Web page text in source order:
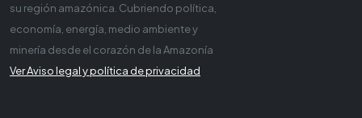
su región amazónica. Cubriendo política,
economía, energía, medio ambiente y
minería desde el corazón de la Amazonía
Ver Aviso legal y política de privacidad